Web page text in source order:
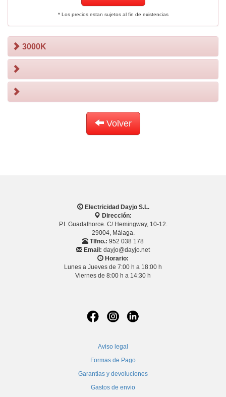
* Los precios estan sujetos al fin de existencias
3000K
Volver
Electricidad Dayjo S.L.
Dirección:
P.I. Guadalhorce. C/ Hemingway, 10-12.
29004, Málaga.
Tlfno.: 952 038 178
Email: dayjo@dayjo.net
Horario:
Lunes a Jueves de 7:00 h a 18:00 h
Viernes de 8:00 h a 14:30 h
Aviso legal
Formas de Pago
Garantias y devoluciones
Gastos de envio